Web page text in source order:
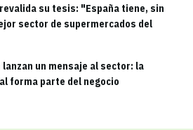
su tesis: "España tiene, sin
sector de supermercados del
un mensaje al sector: la
forma parte del negocio